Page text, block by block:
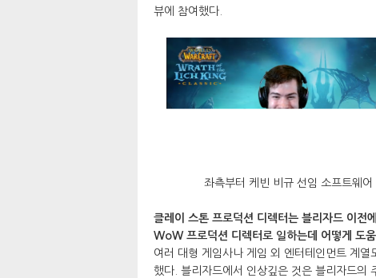
뷰에 참여했다.
좌측부터 케빈 비규 선임 소프트웨
클레이 스톤 프로덕션 디렉터는 블리자드 이전
WoW 프로덕션 디렉터로 일하는데 어떻게 도
여러 대형 게임사나 게임 외 엔터테인먼트 계
했다. 블리자드에서 인상깊은 것은 블리자드의